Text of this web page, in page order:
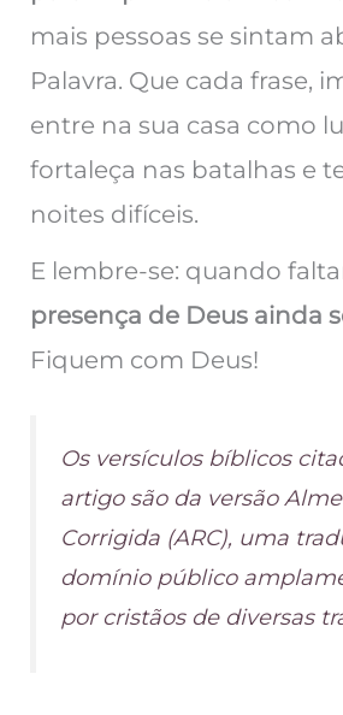
mais pessoas se sintam
Palavra. Que cada frase,
entre na sua casa como
fortaleça nas batalhas e
noites difíceis.
E lembre-se: quando
presença de Deus ainda
Fiquem com Deus!
Os versículos bíblicos
artigo são da versão
Corrigida (ARC), uma
domínio público
por cristãos de diversas